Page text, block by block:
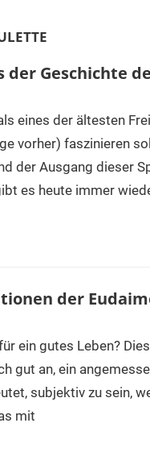
der Geschichte
eines der ältesten
vorher) faszinieren
der Ausgang dieser
es heute immer
der
ein gutes Leben?
gut an, ein
subjektiv zu sein,
mit